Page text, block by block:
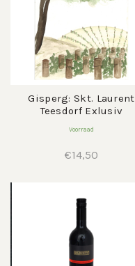
Gisperg: Skt. Laurent
Teesdorf Exlusiv
Voorraad
€14,50